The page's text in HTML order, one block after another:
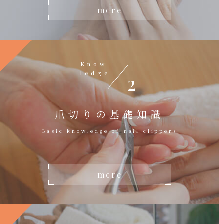
more
Know
ledge
2
爪切りの基礎知識
Basic knowledge of nail clippers
more